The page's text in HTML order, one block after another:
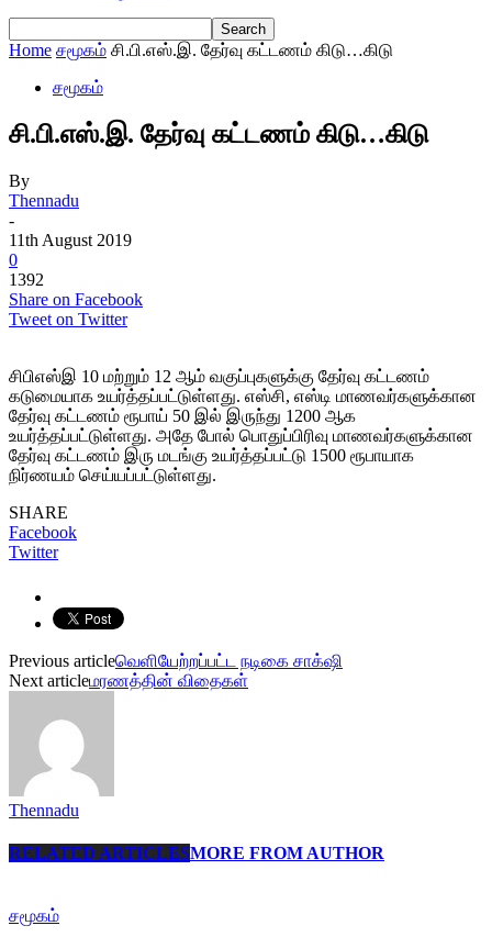
Home சமூகம் சி.பி.எஸ்.இ. தேர்வு கட்டணம் கிடு…கிடு
சமூகம்
சி.பி.எஸ்.இ. தேர்வு கட்டணம் கிடு…கிடு
By
Thennadu
-
11th August 2019
0
1392
Share on Facebook
Tweet on Twitter
சிபிஎஸ்இ 10 மற்றும் 12 ஆம் வகுப்புகளுக்கு தேர்வு கட்டணம்
கடுமையாக உயர்த்தப்பட்டுள்ளது. எஸ்சி, எஸ்டி மாணவர்களுக்கான
தேர்வு கட்டணம் ரூபாய் 50 இல் இருந்து 1200 ஆக
உயர்த்தப்பட்டுள்ளது. அதே போல் பொதுப்பிரிவு மாணவர்களுக்கான
தேர்வு கட்டணம் இரு மடங்கு உயர்த்தப்பட்டு 1500 ரூபாயாக
நிர்ணயம் செய்யப்பட்டுள்ளது.
SHARE
Facebook
Twitter
Previous articleவெளியேற்றப்பட்ட நடிகை சாக்‌ஷி
Next articleமரணத்தின் விதைகள்
Thennadu
RELATED ARTICLESMORE FROM AUTHOR
சமூகம்